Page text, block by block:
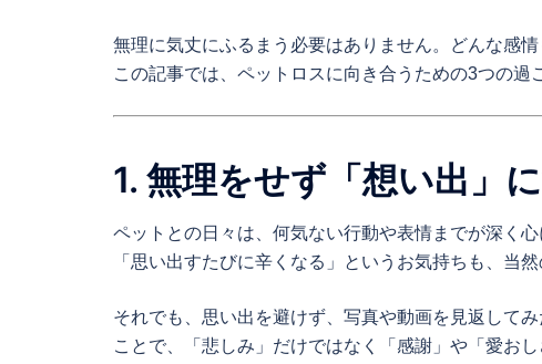
無理に気丈にふるまう必要はありません。どんな感
この記事では、ペットロスに向き合うための3つの過
1. 無理をせず「想い出」
ペットとの日々は、何気ない行動や表情までが深く心
「思い出すたびに辛くなる」というお気持ちも、当然
それでも、思い出を避けず、写真や動画を見返して
ことで、「悲しみ」だけではなく「感謝」や「愛お